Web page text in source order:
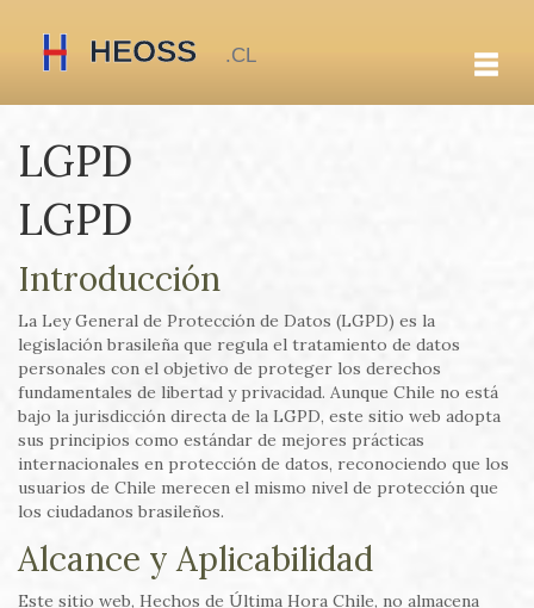
LGPD
LGPD
Introducción
La Ley General de Protección de Datos (LGPD) es la
legislación brasileña que regula el tratamiento de datos
personales con el objetivo de proteger los derechos
fundamentales de libertad y privacidad. Aunque Chile no está
bajo la jurisdicción directa de la LGPD, este sitio web adopta
sus principios como estándar de mejores prácticas
internacionales en protección de datos, reconociendo que los
usuarios de Chile merecen el mismo nivel de protección que
los ciudadanos brasileños.
Alcance y Aplicabilidad
Este sitio web, Hechos de Última Hora Chile, no almacena